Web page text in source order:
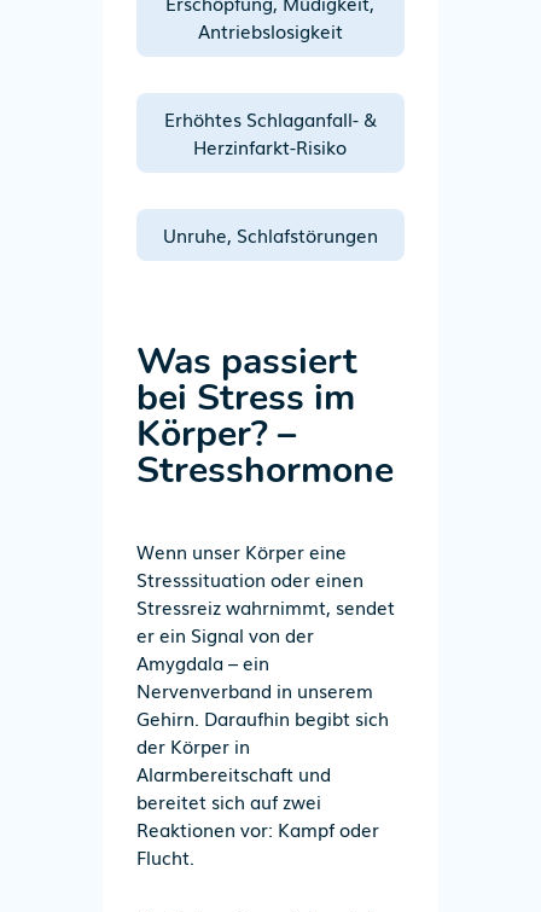
Antriebslosigkeit
Erhöhtes Schlaganfall- &
Herzinfarkt-Risiko
Unruhe, Schlafstörungen
Was passiert
bei Stress im
Körper?–
Stresshormone
Wenn unser Körper eine
Stresssituation oder einen
Stressreiz wahrnimmt, sendet
er ein Signal von der
Amygdala – ein
Nervenverband in unserem
Gehirn. Daraufhin begibt sich
der Körper in
Alarmbereitschaft und
bereitet sich auf zwei
Reaktionen vor: Kampf oder
Flucht.